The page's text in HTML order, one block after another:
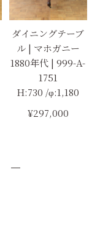
ダイニングテーブ
ル | マホガニー
1880年代 | 999-A-
1751
H:730 /φ:1,180
¥297,000